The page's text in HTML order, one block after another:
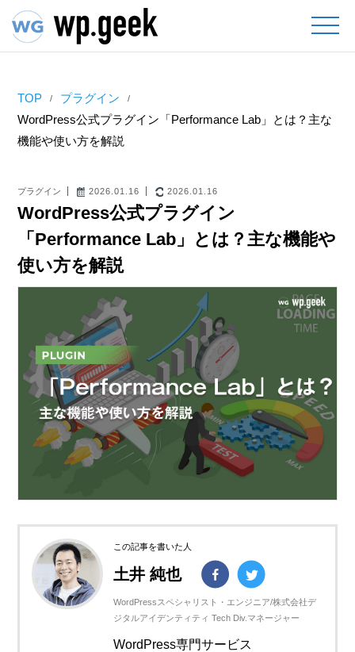
TOP
プラグイン
WordPress公式プラグイン「Performance Lab」とは？主な
機能や使い方を解説
プラグイン 2026.01.16 2026.01.16
WordPress公式プラグイン
「Performance Lab」とは？主な機能や
使い方を解説
この記事を書いた人
土井 純也
WordPressスペシャリスト・エンジニア/株式会社デ
ジタルアイデンティティ Tech Div.マネージャー
WordPress専門サービス